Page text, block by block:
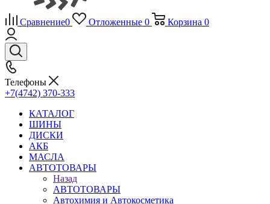
Сравнение0 Отложенные 0 Корзина 0
Телефоны
+7(4742) 370-333
КАТАЛОГ
ШИНЫ
ДИСКИ
АКБ
МАСЛА
АВТОТОВАРЫ
Назад
АВТОТОВАРЫ
Автохимия и Автокосметика